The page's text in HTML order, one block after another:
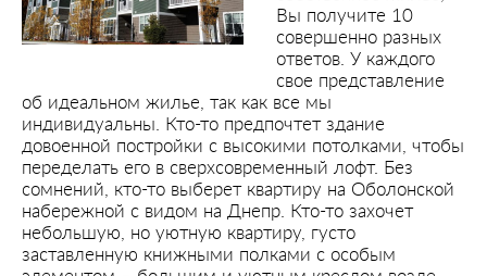
Вы получите 10
совершенно разных
ответов. У каждого
свое представление
об идеальном жилье, так как все мы
индивидуальны. Кто-то предпочтет здание
довоенной постройки с высокими потолками, чтобы
переделать его в сверхсовременный лофт. Без
сомнений, кто-то выберет квартиру на Оболонской
набережной с видом на Днепр. Кто-то захочет
небольшую, но уютную квартиру, густо
заставленную книжными полками с особым